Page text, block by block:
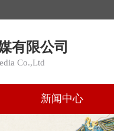
有限公司
Co.,Ltd
新闻中心